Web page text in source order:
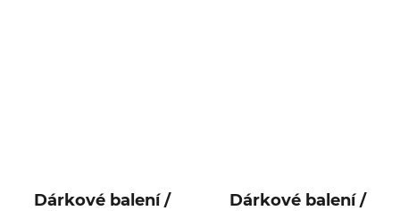
Dárkové balení /
Dárkové balení /